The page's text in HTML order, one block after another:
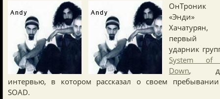
ОнТроник
«Энди»
Хачатурян,
первый
ударник
System
Down,
интервью, в котором рассказал о своем
SOAD.